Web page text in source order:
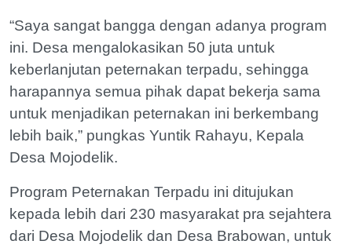
“Saya sangat bangga dengan adanya program
ini. Desa mengalokasikan 50 juta untuk
keberlanjutan peternakan terpadu, sehingga
harapannya semua pihak dapat bekerja sama
untuk menjadikan peternakan ini berkembang
lebih baik,” pungkas Yuntik Rahayu, Kepala
Desa Mojodelik.
Program Peternakan Terpadu ini ditujukan
kepada lebih dari 230 masyarakat pra sejahtera
dari Desa Mojodelik dan Desa Brabowan, untuk